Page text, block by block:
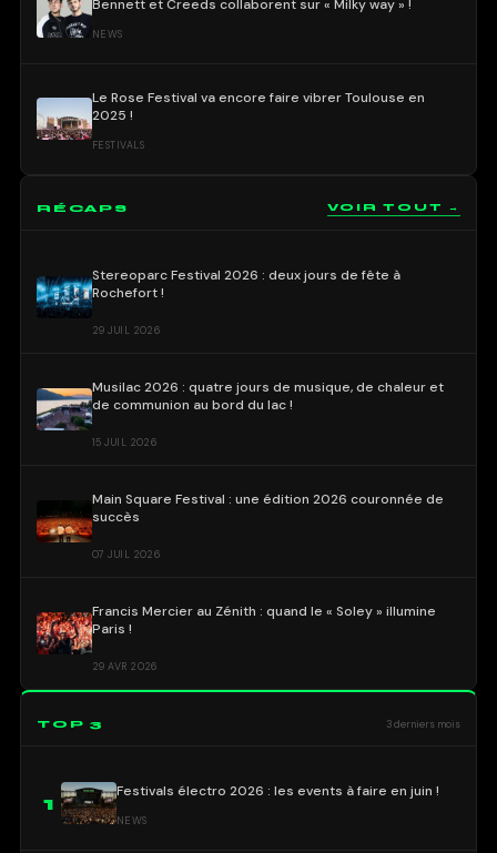
Bennett et Creeds collaborent sur « Milky way » !
NEWS
Le Rose Festival va encore faire vibrer Toulouse en
2025 !
FESTIVALS
RÉCAPS VOIR TOUT →
Stereoparc Festival 2026 : deux jours de fête à
Rochefort !
29 JUIL 2026
Musilac 2026 : quatre jours de musique, de chaleur et
de communion au bord du lac !
15 JUIL 2026
Main Square Festival : une édition 2026 couronnée de
succès
07 JUIL 2026
Francis Mercier au Zénith : quand le « Soley » illumine
Paris !
29 AVR 2026
TOP 3 3 derniers mois
1
Festivals électro 2026 : les events à faire en juin !
NEWS